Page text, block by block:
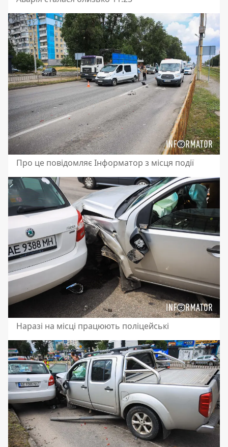
Про це повідомляє Інформатор з місця події
Наразі на місці працюють поліцейські